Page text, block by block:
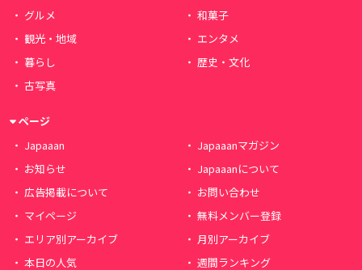
グルメ
和菓子
観光・地域
エンタメ
暮らし
歴史・文化
古写真
ページ
Japaaan
Japaaanマガジン
お知らせ
Japaaanについて
広告掲載について
お問い合わせ
マイページ
無料メンバー登録
エリア別アーカイブ
月別アーカイブ
本日の人気
週間ランキング